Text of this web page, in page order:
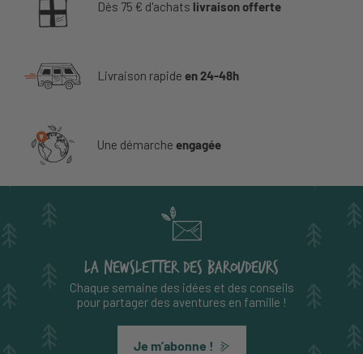
Dès 75 € d'achats livraison offerte
Livraison rapide en 24-48h
Une démarche engagée
LA NEWSLETTER DES BAROUDEURS
Chaque semaine des idées et des conseils
pour partager des aventures en famille !
Je m’abonne !